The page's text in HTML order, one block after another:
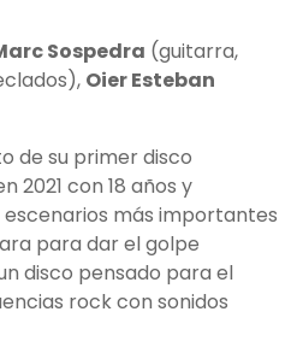
Sospedra (guitarra,
Oier Esteban
de su primer disco
2021 con 18 años y
más importantes
para dar el golpe
disco pensado para el
rock con sonidos